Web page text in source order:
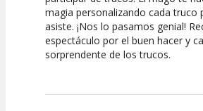
Calidad del
Espectáculo
Puesta en
Escena
magia personalizando cada truco
asiste. ¡Nos lo pasamos genial!
espectáculo por el buen hacer y
sorprendente de los trucos.